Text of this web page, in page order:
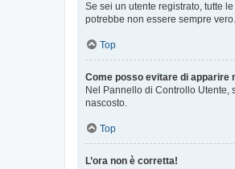
Se sei un utente registrato, tutte
potrebbe non essere sempre
Top
Come posso evitare di apparire
Nel Pannello di Controllo Utente,
nascosto.
Top
L’ora non è corretta!